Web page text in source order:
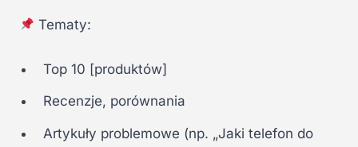
Tematy:
Top 10 [produktów]
Recenzje, porównania
Artykuły problemowe (np. „Jaki telefon do